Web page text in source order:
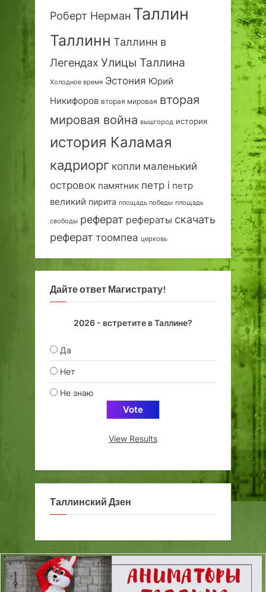
Роберт Нерман Таллин
Таллинн Таллинн в
Легендах Улицы Таллина
Холодное время Эстония Юрий
Никифоров вторая мировая вторая
мировая война вышгород история
история Каламая
кадриорг копли маленький
островок памятник петр i петр
великий пирита площадь победы площадь
свободы реферат рефераты скачать
реферат тоомпеа церковь
Дайте ответ Магистрату!
2026 - встретите в Таллине?
Да
Нет
Не знаю
View Results
Таллинский Дзен